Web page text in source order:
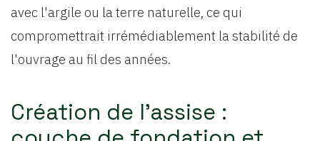
avec l'argile ou la terre naturelle, ce qui
compromettrait irrémédiablement la stabilité de
l'ouvrage au fil des années.
Création de l'assise :